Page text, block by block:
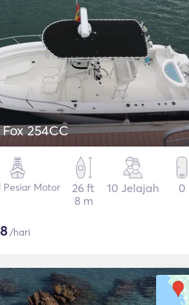
Fox 254CC
Pesiar Motor
26 ft
8 m
10 Jelajah 0
/hari